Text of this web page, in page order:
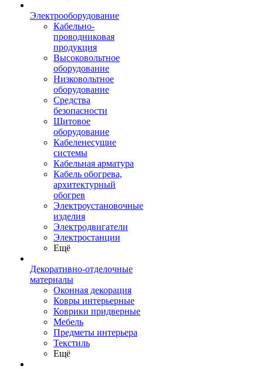
Электрооборудование
Кабельно-
проводниковая
продукция
Высоковольтное
оборудование
Низковольтное
оборудование
Средства
безопасности
Щитовое
оборудование
Кабеленесущие
системы
Кабельная арматура
Кабель обогрева,
архитектурный
обогрев
Электроустановочные
изделия
Электродвигатели
Электростанции
Ещё
Декоративно-отделочные
материалы
Оконная декорация
Ковры интерьерные
Коврики придверные
Мебель
Предметы интерьера
Текстиль
Ещё